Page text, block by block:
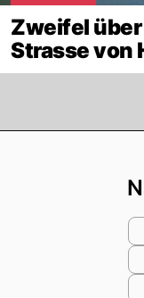
Zweifel
Strasse von